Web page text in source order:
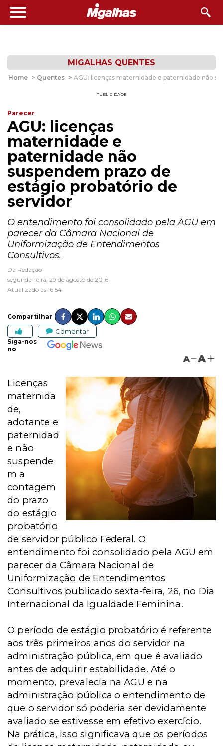
MIGALHAS QUENTES
Home > Quentes > AGU: licenças maternidade e paternidade não
PUBLICIDADE
Parecer
AGU: licenças
maternidade e
paternidade não
suspendem prazo de
estágio probatório de
servidor
O entendimento foi consolidado pela AGU em
parecer da Câmara Nacional de
Uniformização de Entendimentos
Consultivos.
Da Redação
segunda-feira, 29 de agosto de 2016
Atualizado às 16:54
Compartilhar
Comentar
Siga-nos
no
A A
Licenças
maternida
de,
adotante e
paternidad
e não
suspende
m a
contagem
do prazo
do estágio
probatório
de servidor público Federal. O
entendimento foi consolidado pela AGU em
parecer da Câmara Nacional de
Uniformização de Entendimentos
Consultivos publicado sexta-feira, 26, no Dia
Internacional da Igualdade Feminina.
O período de estágio probatório é referente
aos três primeiros anos do servidor na
administração pública, em que é avaliado
antes de adquirir estabilidade. Até o
momento, prevalecia na AGU e na
administração pública o entendimento de
que o servidor só poderia ser devidamente
avaliado se estivesse em efetivo exercício.
Na prática, isso significava que os períodos